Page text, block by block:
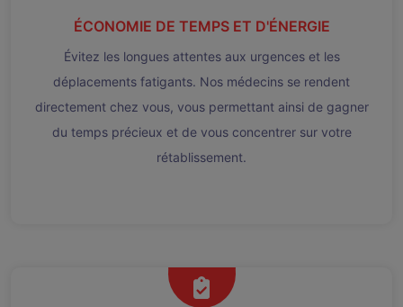
ÉCONOMIE DE TEMPS ET D'ÉNERGIE
Évitez les longues attentes aux urgences et les
déplacements fatigants. Nos médecins se rendent
directement chez vous, vous permettant ainsi de gagner
du temps précieux et de vous concentrer sur votre
rétablissement.